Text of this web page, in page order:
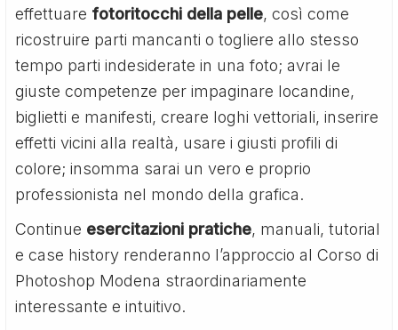
effettuare fotoritocchi della pelle, così come
ricostruire parti mancanti o togliere allo stesso
tempo parti indesiderate in una foto; avrai le
giuste competenze per impaginare locandine,
biglietti e manifesti, creare loghi vettoriali, inserire
effetti vicini alla realtà, usare i giusti profili di
colore; insomma sarai un vero e proprio
professionista nel mondo della grafica.
Continue esercitazioni pratiche, manuali, tutorial
e case history renderanno l’approccio al Corso di
Photoshop Modena straordinariamente
interessante e intuitivo.